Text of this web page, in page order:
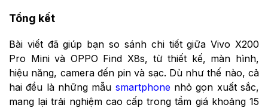
Tổng kết
Bài viết đã giúp bạn so sánh chi tiết giữa Vivo X200
Pro Mini và OPPO Find X8s, từ thiết kế, màn hình,
hiệu năng, camera đến pin và sạc. Dù như thế nào, cả
hai đều là những mẫu smartphonenhỏ gọn xuất sắc,
mang lại trải nghiệm cao cấp trong tầm giá khoảng 15